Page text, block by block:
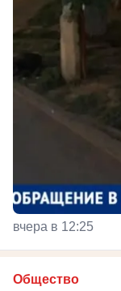
вчера в 12:25
Общество